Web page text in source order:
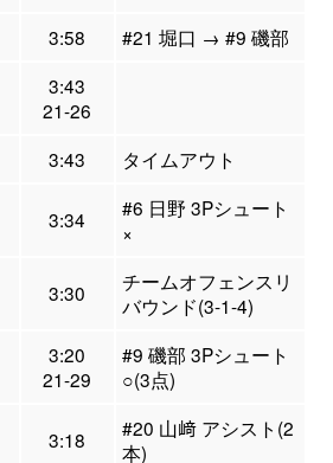
3:58
#21 堀口 → #9 磯部
3:43
21-26
3:43
タイムアウト
3:34
#6 日野 3Pシュート
×
3:30
チームオフェンスリ
バウンド(3-1-4)
3:20
21-29
#9 磯部 3Pシュート
○(3点)
3:18
#20 山﨑 アシスト(2
本)